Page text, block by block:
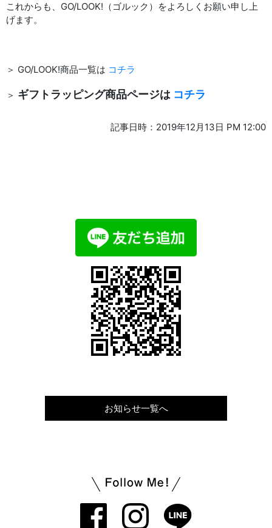
これからも、GO/LOOK!（ゴルック）をよろしくお願い申し上
げます。
＞ GO/LOOK!商品一覧は コチラ
＞ ギフトラッピング商品ページは コチラ
記事日時：2019年12月13日 PM 12:00
お知らせ一覧へ